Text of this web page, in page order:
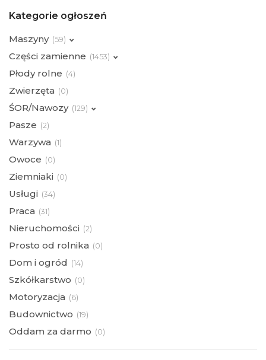
Kategorie ogłoszeń
Maszyny (59)
Części zamienne (1453)
Płody rolne (4)
Zwierzęta (0)
ŚOR/Nawozy (129)
Pasze (2)
Warzywa (1)
Owoce (0)
Ziemniaki (0)
Usługi (34)
Praca (31)
Nieruchomości (2)
Prosto od rolnika (0)
Dom i ogród (14)
Szkółkarstwo (0)
Motoryzacja (6)
Budownictwo (19)
Oddam za darmo (0)